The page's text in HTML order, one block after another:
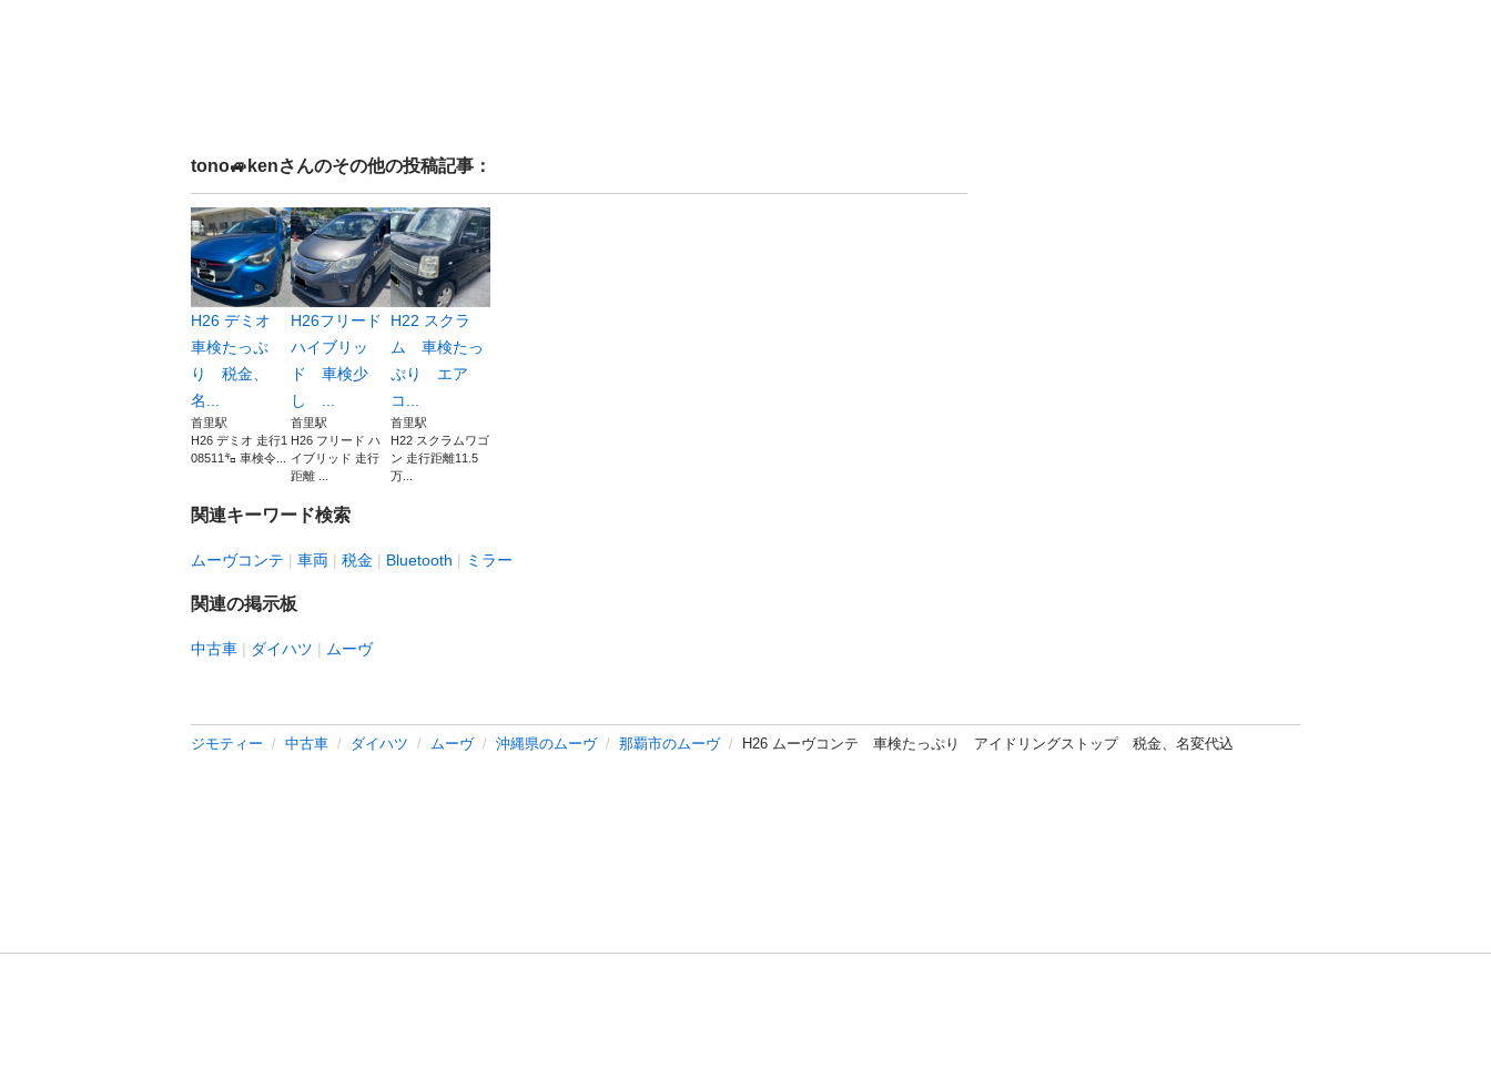
tono🚙kenさんのその他の投稿記事：
H26 デミオ
車検たっぷ
り 税金、
名...
首里駅
H26 デミオ 走行1
08511㌔ 車検令...
H26フリード
ハイブリッ
ド 車検少
し ...
首里駅
H26 フリード ハ
イブリッド 走行
距離 ...
H22 スクラ
ム 車検たっ
ぷり エア
コ...
首里駅
H22 スクラムワゴ
ン 走行距離11.5
万...
関連キーワード検索
ムーヴコンテ 車両 税金 Bluetooth ミラー
関連の掲示板
中古車 ダイハツ ムーヴ
ジモティー 中古車 ダイハツ ムーヴ 沖縄県のムーヴ 那覇市のムーヴ H26 ムーヴコンテ 車検たっぷり アイドリングストップ 税金、名変代込